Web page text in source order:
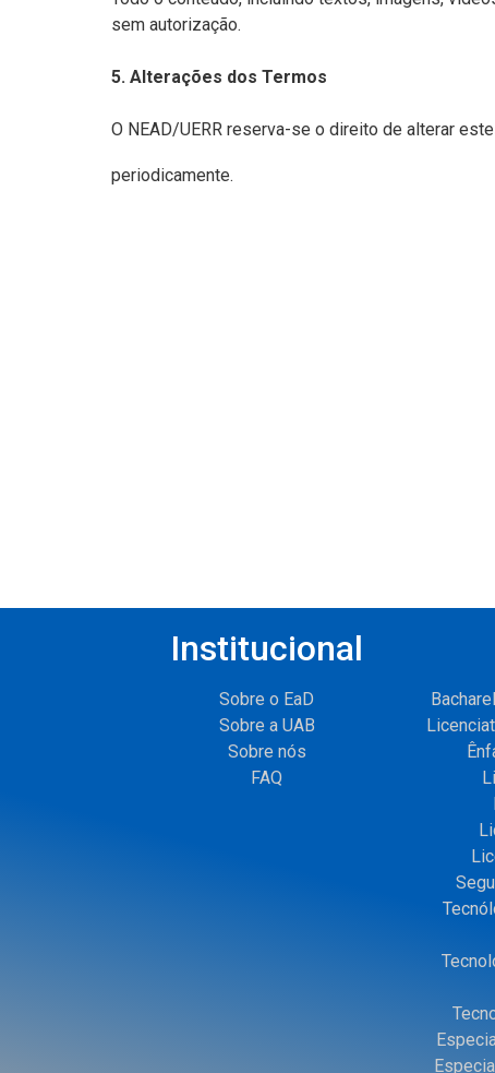
sem autorização.
5. Alterações dos Termos
O NEAD/UERR reserva-se o direito de alterar
periodicamente.
Institucional
Sobre o EaD
Sobre a UAB
Sobre nós
FAQ